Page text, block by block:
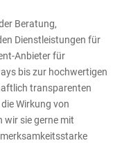
Beratung,
Dienstleistungen für
Anbieter für
bis zur hochwertigen
transparenten
Wirkung von
wir sie gerne mit